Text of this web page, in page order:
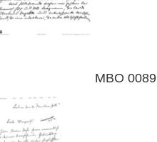
MBO 0089